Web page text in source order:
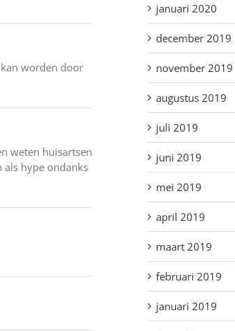
kan worden door
weten huisartsen
hype ondanks
januari 2020
december 2019
november 2019
augustus 2019
juli 2019
juni 2019
mei 2019
april 2019
maart 2019
februari 2019
januari 2019